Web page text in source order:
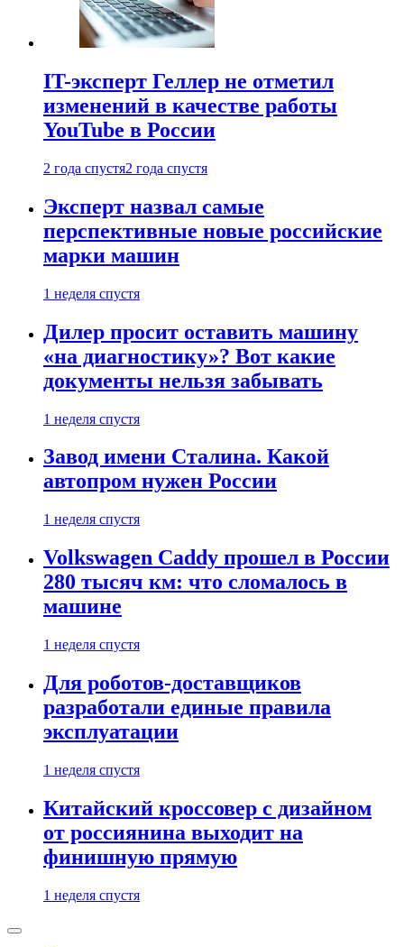
IT-эксперт Геллер не отметил
изменений в качестве работы
YouTube в России
2 года спустя2 года спустя
Эксперт назвал самые
перспективные новые российские
марки машин
1 неделя спустя
Дилер просит оставить машину
«на диагностику»? Вот какие
документы нельзя забывать
1 неделя спустя
Завод имени Сталина. Какой
автопром нужен России
1 неделя спустя
Volkswagen Caddy прошел в России
280 тысяч км: что сломалось в
машине
1 неделя спустя
Для роботов-доставщиков
разработали единые правила
эксплуатации
1 неделя спустя
Китайский кроссовер с дизайном
от россиянина выходит на
финишную прямую
1 неделя спустя